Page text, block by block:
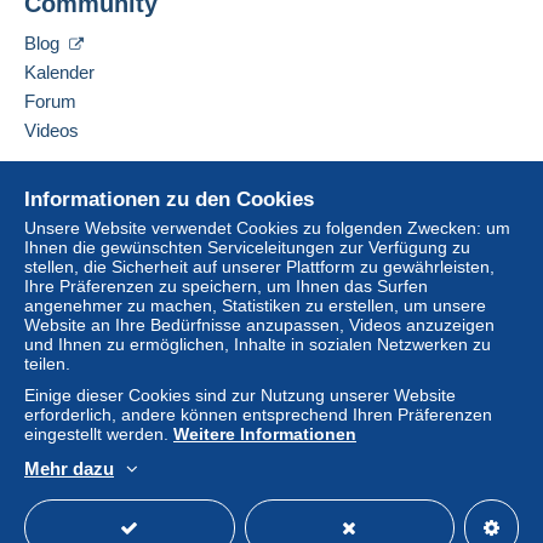
Überweisung auf Ihr Guthaben erfolgt, wird vom
Verkäufer an den Käufer zurückerstattet. Nicht
bezahlte Käufe können Konsequenzen für das
Konto des Käufers nach sich ziehen.
Sollten die Verkaufsbedingungen des Verkäufers
Klauseln enthalten, die sich auf die Zahlung
beziehen, sind diese Klauseln als nichtig zu
betrachten. Es gelten ausschließlich die
Zahlungsbedingungen der Delcampe-Website, wie
sie in denNutzungsbedingungendefiniert sind.
Käufe müssen, nachdem der Verkäufer die
Endabrechnung geschickt hat, innerhalb von14
Garantie:
Widerrufsrecht|Rücksendekosten gehen zu
Lasten des Käufers.
Alle Angaben zu Fristen bezüglich der
Rücksendung von Artikeln und der Rückerstattung
G. R. CURTI di CURTI GIULIANO
VIA URBANO RELA 61 R
16149
Diesen Verkäufer zu meiner schwarzen Liste
Informationen zu den Cookies
Unsere Website verwendet Cookies zu folgenden Zwecken: um
Ihnen die gewünschten Serviceleitungen zur Verfügung zu
stellen, die Sicherheit auf unserer Plattform zu gewährleisten,
Ihre Präferenzen zu speichern, um Ihnen das Surfen
angenehmer zu machen, Statistiken zu erstellen, um unsere
Website an Ihre Bedürfnisse anzupassen, Videos anzuzeigen
und Ihnen zu ermöglichen, Inhalte in sozialen Netzwerken zu
teilen.
Einige dieser Cookies sind zur Nutzung unserer Website
erforderlich, andere können entsprechend Ihren Präferenzen
eingestellt werden. Weitere Informationen
Mehr dazu
Blog
Kalender
Forum
Videos
Online-Hilfe
Auf Delcampe kaufen
Auf Delcampe verkaufen
Eine sichere Website